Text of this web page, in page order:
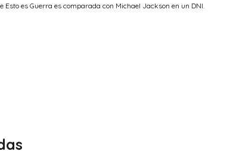
Esto es Guerra es comparada con Michael Jackson en un DNI.